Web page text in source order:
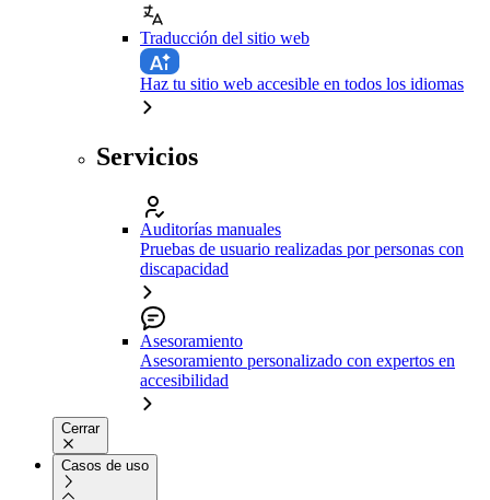
Traducción del sitio web
Haz tu sitio web accesible en todos los idiomas
Servicios
Auditorías manuales
Pruebas de usuario realizadas por personas con
discapacidad
Asesoramiento
Asesoramiento personalizado con expertos en
accesibilidad
Cerrar
Casos de uso